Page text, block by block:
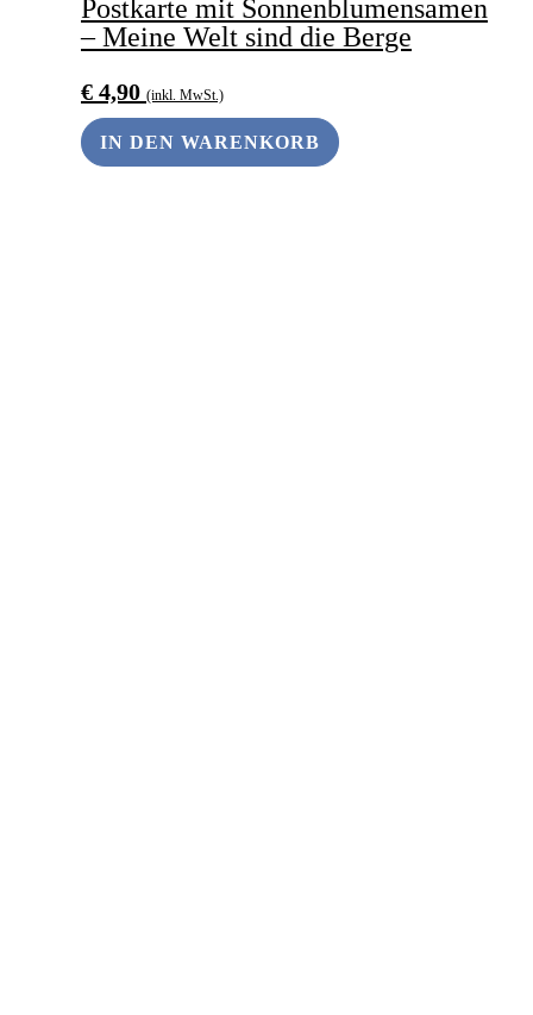
Postkarte mit Sonnenblumensamen
– Meine Welt sind die Berge
€ 4,90 (inkl. MwSt.)
IN DEN WARENKORB